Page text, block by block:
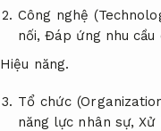
Công nghệ
nối, Đáp ứng nhu cầu
Hiệu năng.
Tổ chức
năng lực nhân sự,Xử